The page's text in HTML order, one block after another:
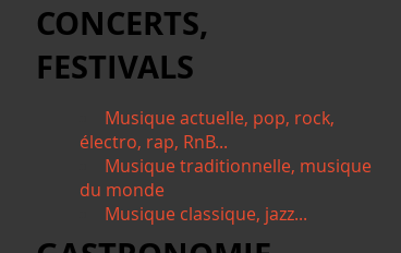
CONCERTS,
FESTIVALS
Musique actuelle, pop, rock,
électro, rap, RnB...
Musique traditionnelle, musique
du monde
Musique classique, jazz...